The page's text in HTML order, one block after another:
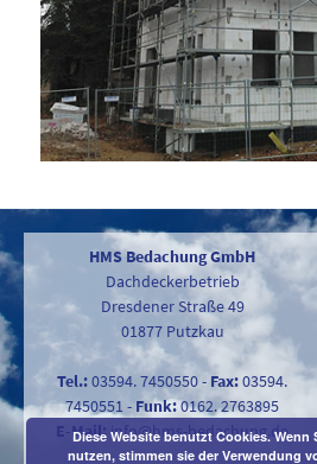
HMS Bedachung GmbH
Dachdeckerbetrieb
Dresdener Straße 49
01877 Putzkau
Tel.:03594. 7450550- Fax:03594.
7450551- Funk:0162. 2763895
E-Mail:info@hms-bedachung.de
Diese Website benutzt Cookies. Wenn
nutzen, stimmen sie der Verwendung